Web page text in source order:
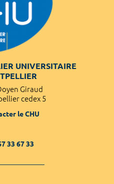
UNIVERSITAIRE
Giraud
cedex 5
le CHU
33 67 33